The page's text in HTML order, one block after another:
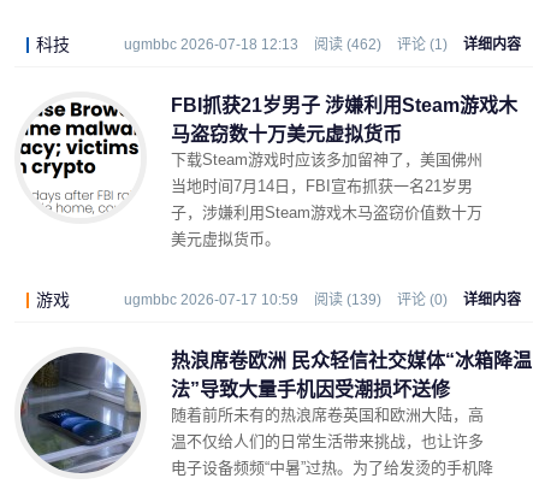
科技 ugmbbc 2026-07-18 12:13 阅读 (462) 评论 (1) 详细内容
FBI抓获21岁男子 涉嫌利用Steam游戏木
马盗窃数十万美元虚拟货币
下载Steam游戏时应该多加留神了，美国佛州
当地时间7月14日，FBI宣布抓获一名21岁男
子，涉嫌利用Steam游戏木马盗窃价值数十万
美元虚拟货币。
游戏 ugmbbc 2026-07-17 10:59 阅读 (139) 评论 (0) 详细内容
热浪席卷欧洲 民众轻信社交媒体“冰箱降温
法”导致大量手机因受潮损坏送修
随着前所未有的热浪席卷英国和欧洲大陆，高
温不仅给人们的日常生活带来挑战，也让许多
电子设备频频“中暑”过热。为了给发烫的手机降